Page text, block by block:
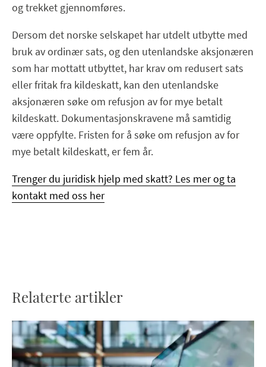
og trekket gjennomføres.
Dersom det norske selskapet har utdelt utbytte med
bruk av ordinær sats, og den utenlandske aksjonæren
som har mottatt utbyttet, har krav om redusert sats
eller fritak fra kildeskatt, kan den utenlandske
aksjonæren søke om refusjon av for mye betalt
kildeskatt. Dokumentasjonskravene må samtidig
være oppfylte. Fristen for å søke om refusjon av for
mye betalt kildeskatt, er fem år.
Trenger du juridisk hjelp med skatt? Les mer og ta
kontakt med oss her
Relaterte artikler